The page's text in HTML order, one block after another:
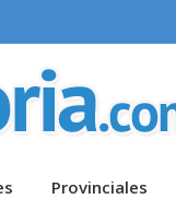
Provinciales